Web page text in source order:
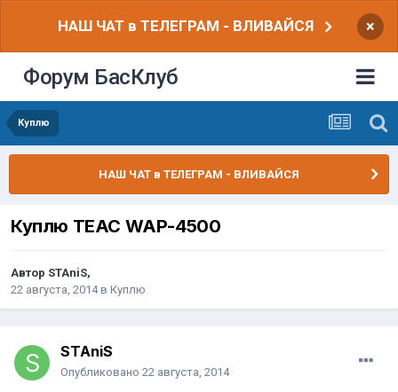
НАШ ЧАТ в ТЕЛЕГРАМ - ВЛИВАЙСЯ ×
Форум БасКлуб
Куплю
НАШ ЧАТ в ТЕЛЕГРАМ - ВЛИВАЙСЯ
Куплю TEAC WAP-4500
Автор STAniS,
22 августа, 2014в Куплю
STAniS
Опубликовано 22 августа, 2014